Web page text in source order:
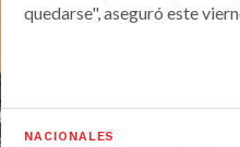
quedarse", aseguró este
NACIONALES